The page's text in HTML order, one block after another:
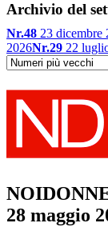
Archivio del
Nr.48 23 dicembre
2026Nr.29 22
28 maggio